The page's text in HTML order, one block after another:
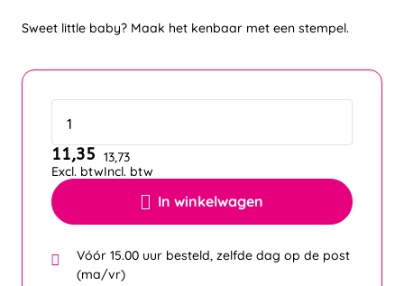
Sweet little baby? Maak het kenbaar met een stempel.
In winkelwagen
11,35
Excl. btw
13,73
Incl. btw
Vóór 15.00 uur besteld, zelfde dag op de post
(ma/vr)